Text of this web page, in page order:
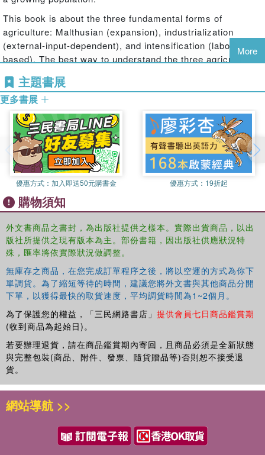
This book is about the three fundamental forms of
agriculture: Malthusian (expansion), industrialization
(external-input-dependent), and intensification (labor-
based). The best way to understand the three agricultures,
their growth. The book provides a thoughtful, critical
analysis that upends entrenched misconceptions such as
that we are running out of land for food production and that
our only hope is the development of new agricultural
technologies. The book contains engaging and
enlightening vignettes and short histories, with case
studies drawn from across the globe to bring to life this
important debate and dilemma. The book concludes by
arguing there is a viable alternative to industrial agriculture
which will allow us to meet the world''s needs and it
ponders why such alternatives have been downplayed,
obscured, or hidden from view.
and researching food production and agriculture, and more
broadly for all interested in ensuring we are able to feed
our growing population.
More
主題書展
更多書展
優惠方式： 加入即送50元購書金 優惠方式： 19折起
購物須知
外文書商品之書封，為出版社提供之樣本。實際出貨商品，以出
版社所提供之現有版本為主。部份書籍，因出版社供應狀況特
殊，匯率將依實際狀況做調整。
無庫存之商品，在您完成訂單程序之後，將以空運的方式為你下
單調貨。為了縮短等待的時間，建議您將外文書與其他商品分開
下單，以獲得最快的取貨速度，平均調貨時間為1~2個月。
為了保護您的權益，「三民網路書店」 提供會員七日商品鑑賞期
(收到商品為起始日)。
若要辦理退貨，請在商品鑑賞期內寄回，且商品必須是全新狀態
與完整包裝(商品、附件、發票、隨貨贈品等)否則恕不接受退
貨。
網站導航 >>